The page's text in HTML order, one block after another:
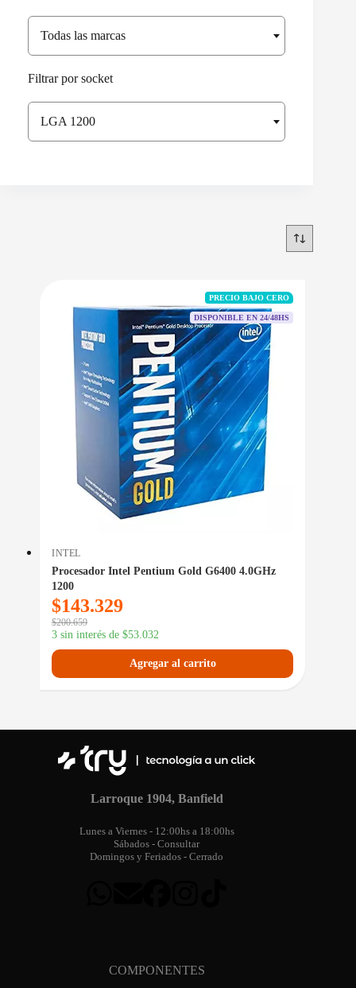
PRECIO BAJO CERO
DISPONIBLE EN 24/48HS
INTEL
Procesador Intel Pentium Gold G6400 4.0GHz
1200
$143.329
$200.659
3 sin interés de $53.032
Agregar al carrito
Todas las marcas
Filtrar por socket
LGA 1200
Larroque 1904, Banfield
Lunes a Viernes - 12:00hs a 18:00hs
Sábados - Consultar
Domingos y Feriados - Cerrado
COMPONENTES